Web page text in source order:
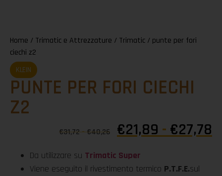
Home / Trimatic e Attrezzature / Trimatic / punte per fori
ciechi z2
KLEIN
PUNTE PER FORI CIECHI
Z2
€31,72-€40,26 €21,89 - €27,78
Da utilizzare su Trimatic Super
Viene eseguito il rivestimento termico P.T.F.E.sul